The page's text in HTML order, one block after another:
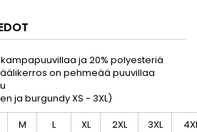
ja 20% polyesteriä
on pehmeää puuvillaa
ja burgundy XS - 3XL)
M L XL 2XL 3XL